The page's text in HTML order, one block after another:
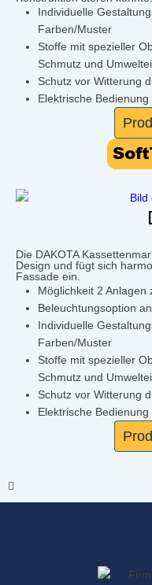
Individuelle
Farben/Muster
Stoffe mit spezieller
Schmutz und
Schutz vor Witterung
Elektrische Bedienung
Die DAKOTA
Design und fügt sich
Fassade ein.
Möglichkeit 2 Anlagen
Beleuchtungsoption
Individuelle
Farben/Muster
Stoffe mit spezieller
Schmutz und
Schutz vor Witterung
Elektrische Bedienung